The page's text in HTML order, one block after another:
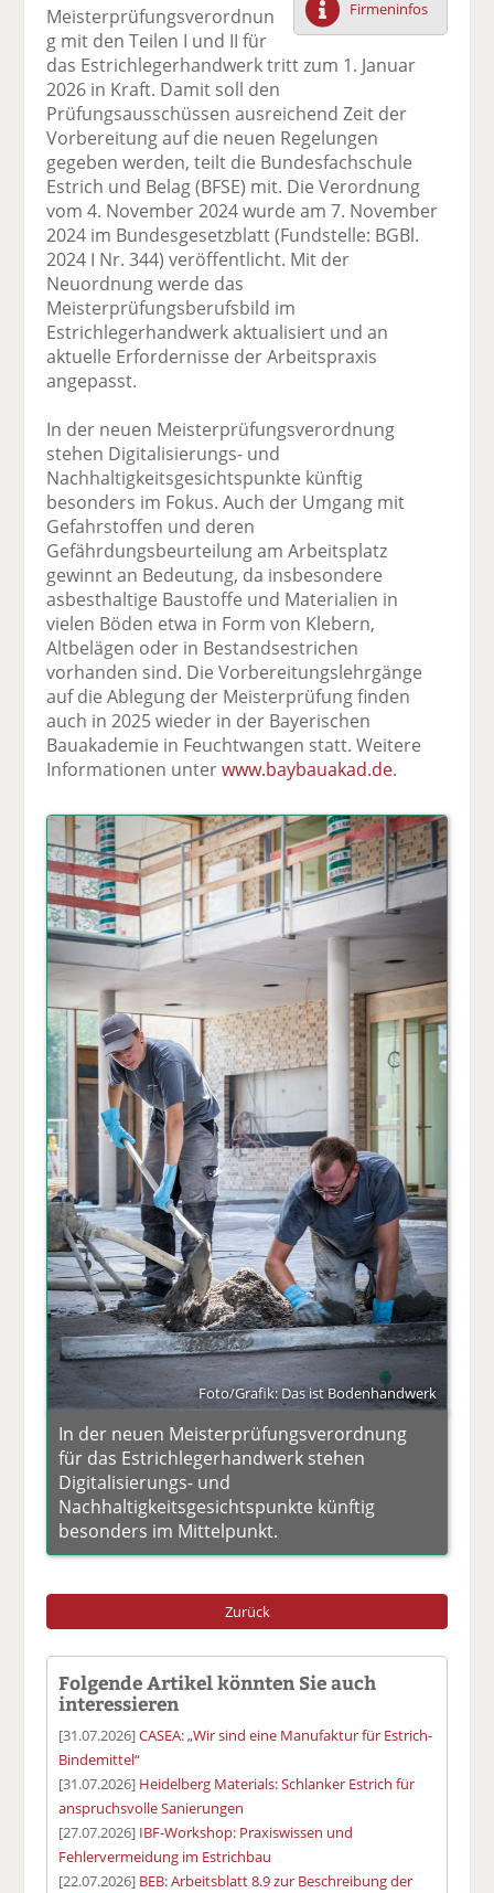
F
ac
e
o
o
k
te
il
e
n
tt
er
n
Li
n
k
di
te
il
e
n
E
m
ai
v
se
n
d
e
ck
e
Firmeninfos
Meisterprüfungsverordnun
g mit den Teilen I und II für
das Estrichlegerhandwerk tritt zum 1. Januar
2026 in Kraft. Damit soll den
Prüfungsausschüssen ausreichend Zeit der
Vorbereitung auf die neuen Regelungen
gegeben werden, teilt die Bundesfachschule
Estrich und Belag (BFSE) mit. Die Verordnung
vom 4. November 2024 wurde am 7. November
2024 im Bundesgesetzblatt (Fundstelle: BGBl.
2024 I Nr. 344) veröffentlicht. Mit der
Neuordnung werde das
Meisterprüfungsberufsbild im
Estrichlegerhandwerk aktualisiert und an
aktuelle Erfordernisse der Arbeitspraxis
angepasst.
In der neuen Meisterprüfungsverordnung
stehen Digitalisierungs- und
Nachhaltigkeitsgesichtspunkte künftig
besonders im Fokus. Auch der Umgang mit
Gefahrstoffen und deren
Gefährdungsbeurteilung am Arbeitsplatz
gewinnt an Bedeutung, da insbesondere
asbesthaltige Baustoffe und Materialien in
vielen Böden etwa in Form von Klebern,
Altbelägen oder in Bestandsestrichen
vorhanden sind. Die Vorbereitungslehrgänge
auf die Ablegung der Meisterprüfung finden
auch in 2025 wieder in der Bayerischen
Bauakademie in Feuchtwangen statt. Weitere
Informationen unterwww.baybauakad.de.
Foto/Grafik: Das ist Bodenhandwerk
In der neuen Meisterprüfungsverordnung
für das Estrichlegerhandwerk stehen
Digitalisierungs- und
Nachhaltigkeitsgesichtspunkte künftig
besonders im Mittelpunkt.
Zurück
Folgende Artikel könnten Sie auch
interessieren
[31.07.2026]CASEA: „Wir sind eine Manufaktur für Estrich-
Bindemittel“
[31.07.2026] Heidelberg Materials: Schlanker Estrich für
anspruchsvolle Sanierungen
[27.07.2026] IBF-Workshop: Praxiswissen und
Fehlervermeidung im Estrichbau
[22.07.2026] BEB: Arbeitsblatt 8.9 zur Beschreibung der